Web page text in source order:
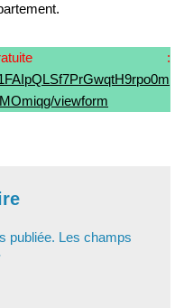
:
viewform
publiée. Les champs